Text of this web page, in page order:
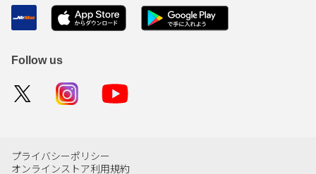
Follow us
プライバシーポリシー
オンラインストア利用規約